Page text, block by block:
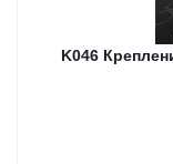
K046